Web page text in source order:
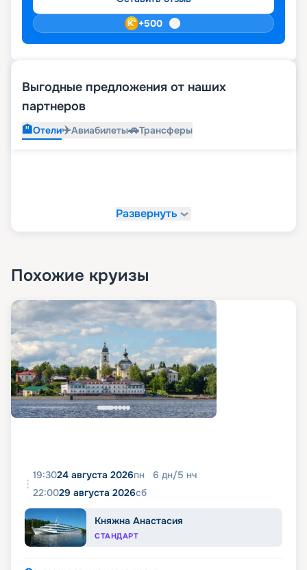
+500
Выгодные предложения от наших
партнеров
🏨Отели✈️Авиабилеты🚗Трансферы
Развернуть
Похожие круизы
19:3024 августа 2026пн 6 дн/5 нч
22:0029 августа 2026сб
Княжна Анастасия
СТАНДАРТ